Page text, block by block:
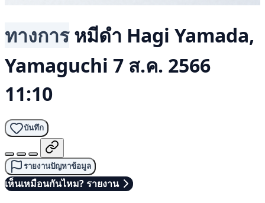
ทางการ หมีดำ Hagi Yamada,
Yamaguchi 7 ส.ค. 2566
11:10
บันทึก
รายงานปัญหาข้อมูล
เห็นเหมือนกันไหม? รายงาน